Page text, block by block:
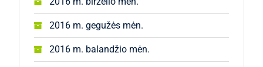
2016 m. gegužės mėn.
2016 m. balandžio mėn.